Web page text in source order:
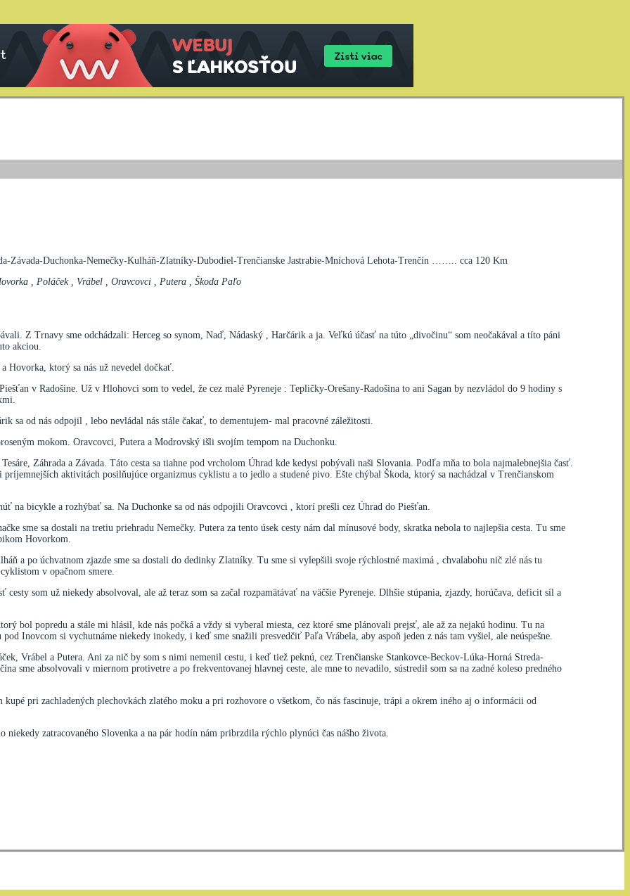
Závada-Duchonka-Nemečky-Kulháň-Zlatníky-Dubodiel-Trenčianske Jastrabie-Mníchová Lehota-Trenčín …….. cca 120 Km
, Poláček , Vrábel , Oravcovci , Putera , Škoda Paľo
Z Trnavy sme odchádzali: Herceg so synom, Naď, Nádaský , Harčárik a ja. Veľkú účasť na túto „divočinu“ som neočakával a títo páni
akciou.
Hovorka, ktorý sa nás už nevedel dočkať.
v Radošine. Už v Hlohovci som to vedel, že cez malé Pyreneje : Tepličky-Orešany-Radošina to ani Sagan by nezvládol do 9 hodiny s
sa od nás odpojil , lebo nevládal nás stále čakať, to dementujem- mal pracovné záležitosti.
mokom. Oravcovci, Putera a Modrovský išli svojím tempom na Duchonku.
Záhrada a Závada. Táto cesta sa tiahne pod vrcholom Úhrad kde kedysi pobývali naši Slovania. Podľa mňa to bola najmalebnejšia časť.
aktivitách posilňujúce organizmus cyklistu a to jedlo a studené pivo. Ešte chýbal Škoda, ktorý sa nachádzal v Trenčianskom
na bicykle a rozhýbať sa. Na Duchonke sa od nás odpojili Oravcovci , ktorí prešli cez Úhrad do Piešťan.
sme sa dostali na tretiu priehradu Nemečky. Putera za tento úsek cesty nám dal mínusové body, skratka nebola to najlepšia cesta. Tu sme
Hovorkom.
a po úchvatnom zjazde sme sa dostali do dedinky Zlatníky. Tu sme si vylepšili svoje rýchlostné maximá , chvalabohu nič zlé nás tu
v opačnom smere.
som už niekedy absolvoval, ale až teraz som sa začal rozpamätávať na väčšie Pyreneje. Dlhšie stúpania, zjazdy, horúčava, deficit síl a
bol popredu a stále mi hlásil, kde nás počká a vždy si vyberal miesta, cez ktoré sme plánovali prejsť, ale až za nejakú hodinu. Tu na
Inovcom si vychutnáme niekedy inokedy, i keď sme snažili presvedčiť Paľa Vrábela, aby aspoň jeden z nás tam vyšiel, ale neúspešne.
Vrábel a Putera. Ani za nič by som s nimi nemenil cestu, i keď tiež peknú, cez Trenčianske Stankovce-Beckov-Lúka-Horná Streda-
sme absolvovali v miernom protivetre a po frekventovanej hlavnej ceste, ale mne to nevadilo, sústredil som sa na zadné koleso predného
pri zachladených plechovkách zlatého moku a pri rozhovore o všetkom, čo nás fascinuje, trápi a okrem iného aj o informácii od
niekedy zatracovaného Slovenka a na pár hodín nám pribrzdila rýchlo plynúci čas nášho života.